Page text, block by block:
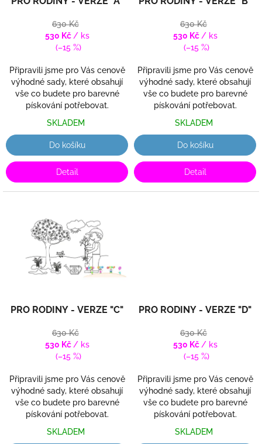
630 Kč
530 Kč / ks
(–15 %)
Připravili jsme pro Vás cenově
výhodné sady, které obsahují
vše co budete pro barevné
pískování potřebovat.
SKLADEM
Do košíku
Detail
630 Kč
530 Kč / ks
(–15 %)
Připravili jsme pro Vás cenově
výhodné sady, které obsahují
vše co budete pro barevné
pískování potřebovat.
SKLADEM
Do košíku
Detail
PRO RODINY - VERZE "C"
630 Kč
530 Kč/ ks
(–15 %)
Připravili jsme pro Vás cenově
výhodné sady, které obsahují
vše co budete pro barevné
pískování potřebovat.
SKLADEM
PRO RODINY - VERZE "D"
630 Kč
530 Kč/ ks
(–15 %)
Připravili jsme pro Vás cenově
výhodné sady, které obsahují
vše co budete pro barevné
pískování potřebovat.
SKLADEM